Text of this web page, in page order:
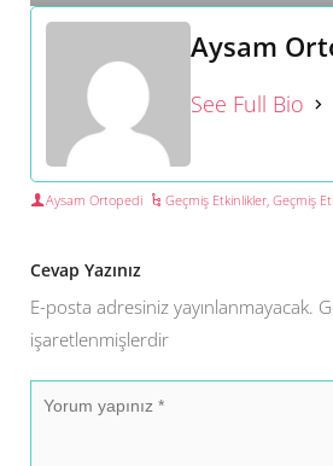
Aysam
See Full Bio
Aysam Ortopedi Geçmiş Etkinlikler ,Geçmiş
Cevap Yazınız
E-posta adresiniz yayınlanmayacak.
işaretlenmişlerdir